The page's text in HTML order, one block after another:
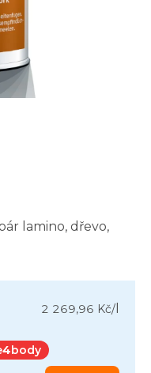
lamino, dřevo,
2 269,96 Kč/
4body